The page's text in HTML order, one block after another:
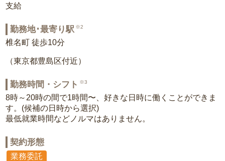
支給
勤務地･最寄り駅 ※2
椎名町 徒歩10分
（東京都豊島区付近）
勤務時間・シフト ※3
8時～20時の間で1時間〜、好きな日時に働くことができま
す。(候補の日時から選択)
最低就業時間などノルマはありません。
契約形態
業務委託